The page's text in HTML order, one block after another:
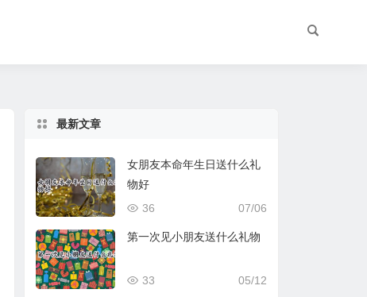
最新文章
女朋友本命年生日送什么礼
物好
07/06
36
第一次见小朋友送什么礼物
05/12
33